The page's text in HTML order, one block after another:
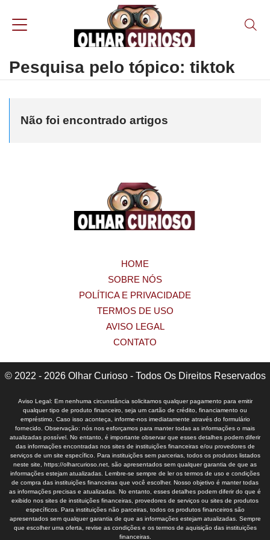
Pesquisa pelo tópico: tiktok
Não foi encontrado artigos
HOME
SOBRE NÓS
POLÍTICA E PRIVACIDADE
TERMOS DE USO
AVISO LEGAL
CONTATO
© 2022 - 2026 Olhar Curioso - Todos Os Direitos Reservados
Aviso Legal: Em nenhuma circunstância solicitamos qualquer pagamento para emitir
qualquer tipo de produto financeiro, seja um cartão de crédito, financiamento ou
empréstimo. Caso isso aconteça, informe-nos imediatamente através do formulário
fornecido. Observação: nós nos esforçamos para manter todas as informações o mais
atualizadas possível. No entanto, é importante observar que esses detalhes podem diferir
das informações encontradas nos sites de instituições financeiras e/ou provedores de
serviços de um site específico. Para instituições sem parcerias, todos os produtos listados
neste site, https://olharcurioso.net, são apresentados sem qualquer garantia de que as
informações estejam atualizadas. Lembre-se sempre de ler os termos de uso e condições
de compra das instituições financeiras que você escolher. Nosso objetivo é manter todas
as informações precisas e atualizadas. No entanto, esses detalhes podem diferir do que é
exibido nos sites de instituições financeiras, provedores de serviços ou sites de produtos
específicos. Para instituições não parceiras, todos os produtos financeiros são
apresentados sem qualquer garantia de que as informações estejam atualizadas. Sempre
que escolher uma oferta, revise as condições e os termos de aquisição das instituições
financeiras.